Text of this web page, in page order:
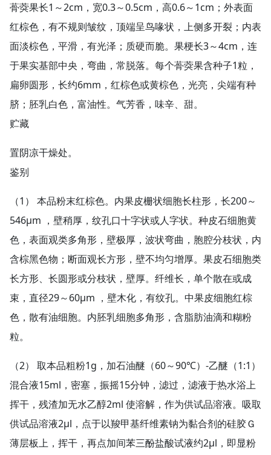
蓇葖果长1～2cm，宽0.3～0.5cm，高0.6～1cm；外表面
红棕色，有不规则皱纹，顶端呈鸟喙状，上侧多开裂；内表
面淡棕色，平滑，有光泽；质硬而脆。果梗长3～4cm，连
于果实基部中央，弯曲，常脱落。每个蓇葖果含种子1粒，
扁卵圆形，长约6mm，红棕色或黄棕色，光亮，尖端有种
脐；胚乳白色，富油性。气芳香，味辛、甜。
贮藏
置阴凉干燥处。
鉴别
（1） 本品粉末红棕色。内果皮栅状细胞长柱形，长200～
546μm ，壁稍厚，纹孔口十字状或人字状。种皮石细胞黄
色，表面观类多角形，壁极厚，波状弯曲，胞腔分枝状，内
含棕黑色物；断面观长方形，壁不均匀增厚。果皮石细胞类
长方形、长圆形或分枝状，壁厚。纤维长，单个散在或成
束，直径29～60μm ，壁木化，有纹孔。中果皮细胞红棕
色，散有油细胞。内胚乳细胞多角形，含脂肪油滴和糊粉
粒。
（2） 取本品粗粉1g，加石油醚（60～90℃）-乙醚（1:1）
混合液15ml，密塞，振摇15分钟，滤过，滤液于热水浴上
挥干，残渣加无水乙醇2ml 使溶解，作为供试品溶液。吸取
供试品溶液2μl，点于以羧甲基纤维素钠为黏合剂的硅胶Ｇ
薄层板上，挥干，再点加间苯三酚盐酸试液约2μl，即显粉